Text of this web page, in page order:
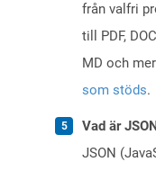
från valfri
till PDF,
MD och
som stöds.
Vad är
JSON